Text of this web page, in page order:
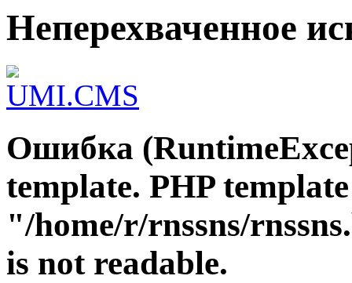
Неперехваченное
Ошибка
template. PHP
"/home/r/rnssns/
is not readable.